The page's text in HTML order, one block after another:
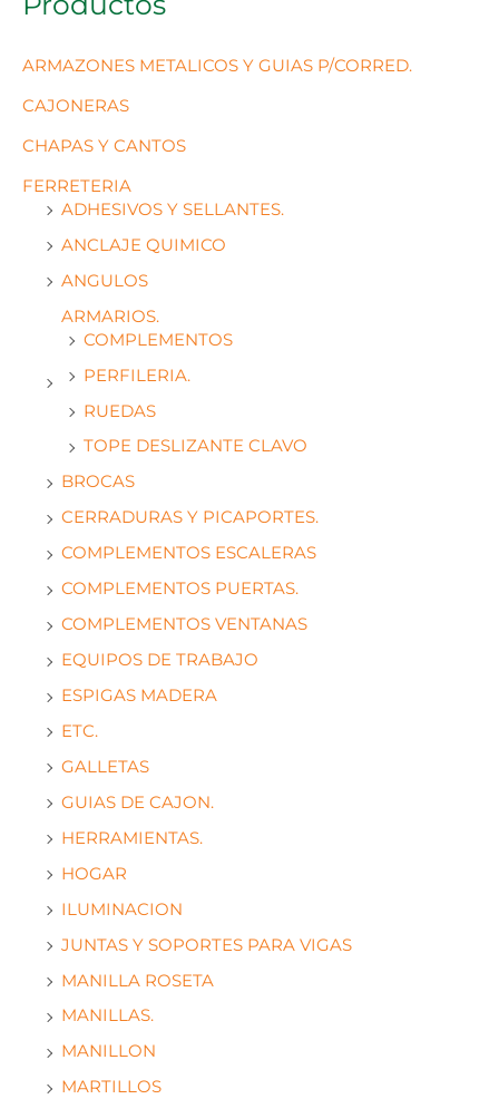
ARMAZONES METALICOS Y GUIAS P/CORRED.
CAJONERAS
CHAPAS Y CANTOS
FERRETERIA
ADHESIVOS Y SELLANTES.
ANCLAJE QUIMICO
ANGULOS
ARMARIOS.
COMPLEMENTOS
PERFILERIA.
RUEDAS
TOPE DESLIZANTE CLAVO
BROCAS
CERRADURAS Y PICAPORTES.
COMPLEMENTOS ESCALERAS
COMPLEMENTOS PUERTAS.
COMPLEMENTOS VENTANAS
EQUIPOS DE TRABAJO
ESPIGAS MADERA
ETC.
GALLETAS
GUIAS DE CAJON.
HERRAMIENTAS.
HOGAR
ILUMINACION
JUNTAS Y SOPORTES PARA VIGAS
MANILLA ROSETA
MANILLAS.
MANILLON
MARTILLOS